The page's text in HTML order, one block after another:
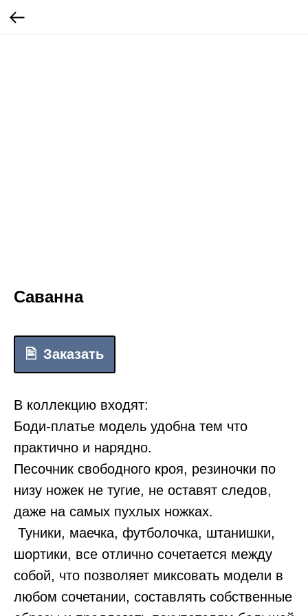
Саванна
Заказать
В коллекцию входят:
Боди-платье модель удобна тем что
практично и нарядно.
Песочник свободного кроя, резиночки по
низу ножек не тугие, не оставят следов,
даже на самых пухлых ножках.
Туники, маечка, футболочка, штанишки,
шортики, все отлично сочетается между
собой, что позволяет миксовать модели в
любом сочетании, составлять собственные